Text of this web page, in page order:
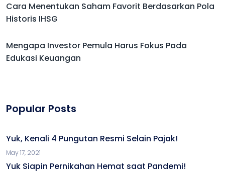
Cara Menentukan Saham Favorit Berdasarkan Pola
Historis IHSG
Mengapa Investor Pemula Harus Fokus Pada
Edukasi Keuangan
Popular Posts
Yuk, Kenali 4 Pungutan Resmi Selain Pajak!
May 17, 2021
Yuk Siapin Pernikahan Hemat saat Pandemi!